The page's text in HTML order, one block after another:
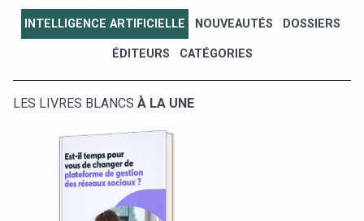
INTELLIGENCE ARTIFICIELLE NOUVEAUTÉS DOSSIERS
ÉDITEURS CATÉGORIES
LES LIVRES BLANCS À LA UNE